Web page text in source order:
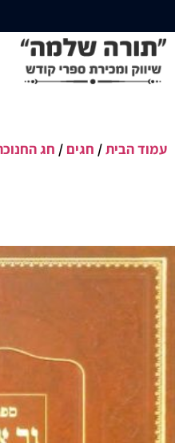
עמוד הבית/ חגים / חג